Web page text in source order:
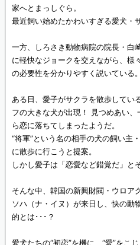
家へとまっしぐら。
最近飼い始めたかわいすぎる愛犬・
一方、しろさき動物病院の院長・白
に軽快なジョークを交えながら、様
の必要性を分かりやすく説いている。
ある日、愛子がサクラを散歩してい
フの大きな犬が出現！ 見つめあい
ら恋に落ちてしまったようだ。
“将軍”という名の相手の犬の飼い主
に散歩に行こうと提案。
しかし愛子は「恋愛など錯覚だ」と
そんな中、韓国の新興財閥・ウロア
ソハ（ナ・イヌ）が来日し、快の動
的とは･･･？
愛犬たちの“初恋”を機に、“愛”をこ